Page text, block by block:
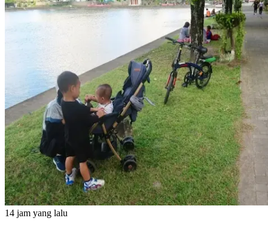
14 jam yang lalu